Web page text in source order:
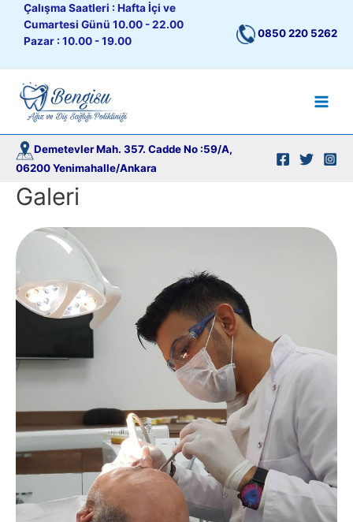
İçeriğeÇalışma Saatleri : Hafta İçi ve
Cumartesi Günü 10.00 - 22.00
Pazar : 10.00 - 19.00
0850 220 5262
Demetevler Mah. 357. Cadde No :59/A,
06200 Yenimahalle/Ankara
Galeri